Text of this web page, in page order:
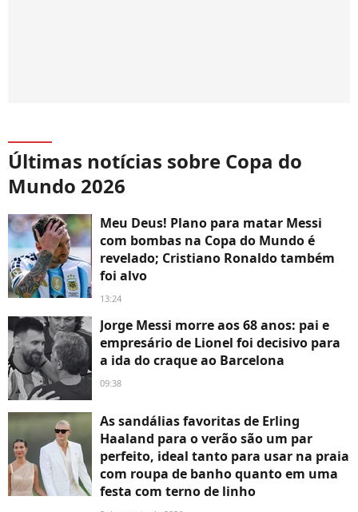
Últimas notícias sobre Copa do
Mundo 2026
Meu Deus! Plano para matar Messi
com bombas na Copa do Mundo é
revelado; Cristiano Ronaldo também
foi alvo
13:24
Jorge Messi morre aos 68 anos: pai e
empresário de Lionel foi decisivo para
a ida do craque ao Barcelona
09:38
As sandálias favoritas de Erling
Haaland para o verão são um par
perfeito, ideal tanto para usar na praia
com roupa de banho quanto em uma
festa com terno de linho